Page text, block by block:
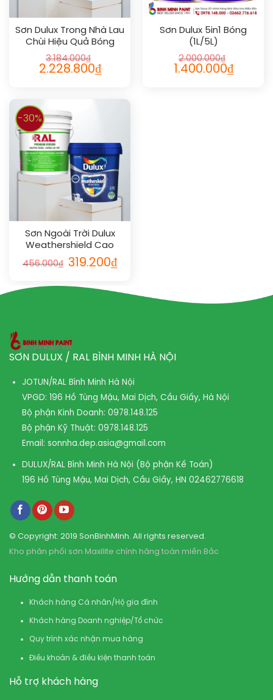
Sơn Dulux Trong Nhà Lau
Chùi Hiệu Quả Bóng
3.184.000₫
2.228.800₫
Sơn Dulux 5in1 Bóng
(1L/5L)
2.000.000₫
1.400.000₫
-30%
Sơn Ngoài Trời Dulux
Weathershield Cao
Cấp Mờ 1L
456.000₫ 319.200₫
SƠN DULUX / RAL BÌNH MINH HÀ NỘI
JOTUN/RAL Bình Minh Hà Nội
VPGD: 196 Hồ Tùng Mậu, Mai Dịch, Cầu Giấy, Hà Nội
Bộ phận Kinh Doanh: 0978.148.125
Bộ phận Kỹ Thuật: 0978.148.125
Email: sonnha.dep.asia@gmail.com
DULUX/RAL Bình Minh Hà Nội (Bộ phận Kế Toán)
196 Hồ Tùng Mậu, Mai Dịch, Cầu Giấy, HN 02462776618
© Copyright: 2019 SonBinhMinh. All rights reserved.
Kho phân phối sơn Maxilite chính hãng toàn miền Bắc
Hướng dẫn thanh toán
Khách hàng Cá nhân/Hộ gia đình
Khách hàng Doanh nghiệp/Tổ chức
Quy trình xác nhận mua hàng
Điều khoản & điều kiện thanh toán
Hỗ trợ khách hàng